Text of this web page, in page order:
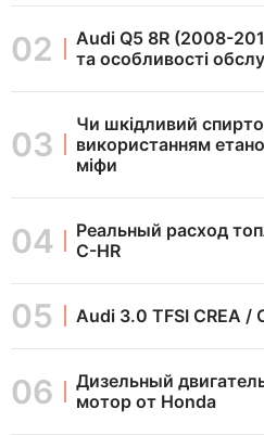
Audi Q5 8R (2008-
та особливості
Чи шкідливий
використанням
міфи
Реальный расход
C-HR
Audi 3.0 TFSI CREA /
Дизельный
мотор от Honda